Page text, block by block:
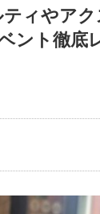
ィやア
ント徹底